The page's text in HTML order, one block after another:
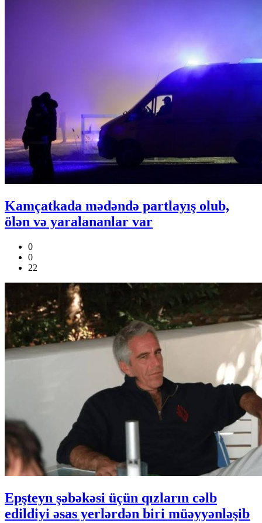
Kamçatkada mədəndə partlayış olub,
ölən və yaralananlar var
0
0
22
Epşteyn şəbəkəsi üçün qızların cəlb
edildiyi əsas yerlərdən biri müəyyənləşib